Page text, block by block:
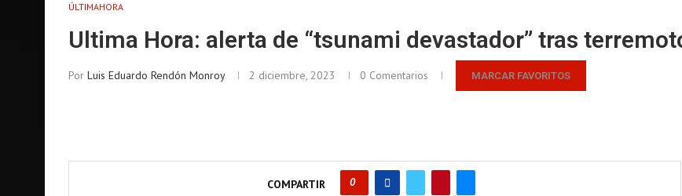
ÚLTIMAHORA
Ultima Hora: alerta de “tsunami devastador” tras
Por Luis Eduardo Rendón Monroy 2 diciembre, 2023 0 Comentarios MARCAR FAVORITOS
COMPARTIR 0